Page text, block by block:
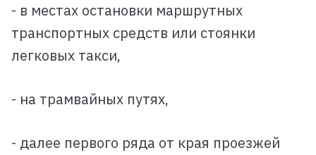
- в местах остановки маршрутных
транспортных средств или стоянки
легковых такси,
- на трамвайных путях,
- далее первого ряда от края проезжей